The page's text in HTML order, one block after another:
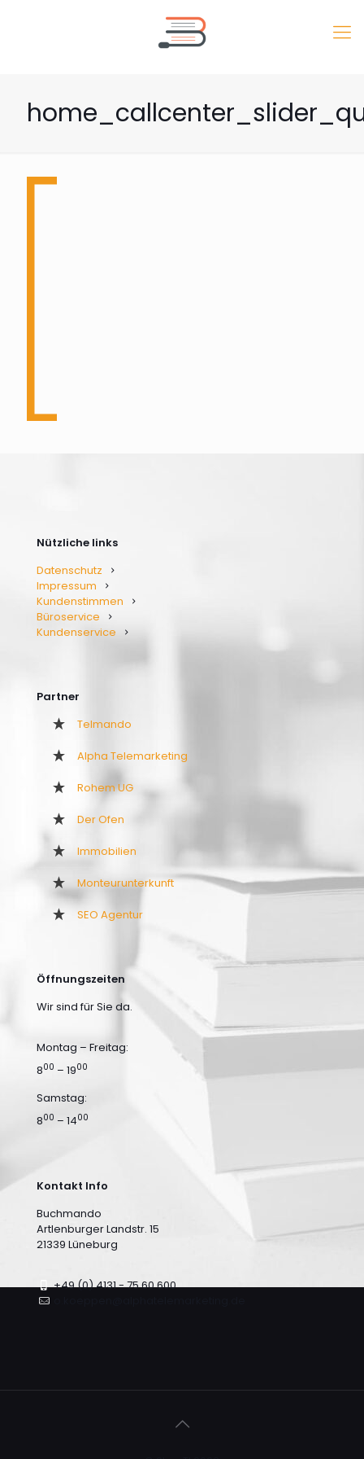
Nützliche links
Datenschutz
Impressum
Kundenstimmen
Büroservice
Kundenservice
Partner
Telmando
Alpha Telemarketing
Rohem UG
Der Ofen
Immobilien
Monteurunterkunft
SEO Agentur
Öffnungszeiten
Wir sind für Sie da.
Montag – Freitag:
800 – 1900
Samstag:
800 – 1400
Kontakt Info
Buchmando
Artlenburger Landstr. 15
21339 Lüneburg
+49 (0) 4131 - 75 60 600